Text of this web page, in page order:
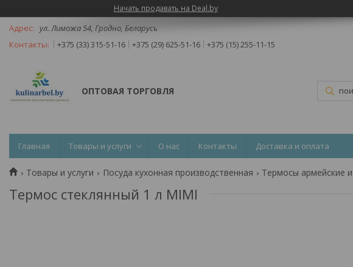
Начать продавать на Deal.by
ул. Лиможа 54, Гродно, Беларусь
+375 (33) 315-51-16
+375 (29) 625-51-16 +375 (15) 255-11-15
ОПТОВАЯ ТОРГОВЛЯ
Главная Товары и услуги О нас Контакты Доставка и оплата
Товары и услуги Посуда кухонная производственная Термосы армейские
Термос стеклянный 1 л MIMI